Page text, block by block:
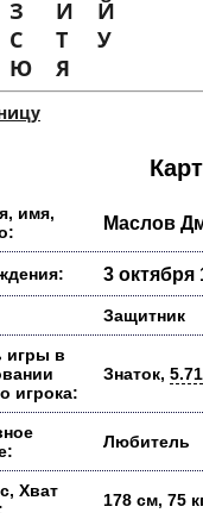
З И
Й
С Т
У
Ю Я
имя,
Маслов
3 октября
Защитник
игры в
игрока:
Знаток, 5.71
Любитель
Хват
178 см, 75